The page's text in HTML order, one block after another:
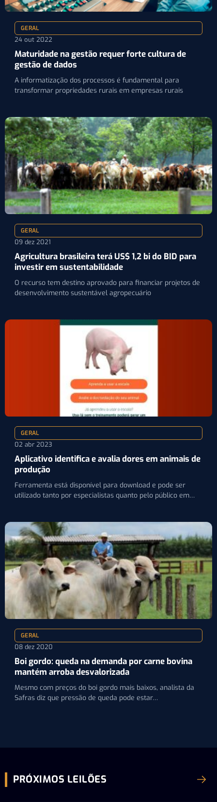
GERAL
24 out 2022
Maturidade na gestão requer forte cultura de
gestão de dados
A informatização dos processos é fundamental para
transformar propriedades rurais em empresas rurais
GERAL
09 dez 2021
Agricultura brasileira terá US$ 1,2 bi do BID para
investir em sustentabilidade
O recurso tem destino aprovado para financiar projetos de
desenvolvimento sustentável agropecuário
GERAL
02 abr 2023
Aplicativo identifica e avalia dores em animais de
produção
Ferramenta está disponível para download e pode ser
utilizado tanto por especialistas quanto pelo público em
GERAL
08 dez 2020
Boi gordo: queda na demanda por carne bovina
mantém arroba desvalorizada
Mesmo com preços do boi gordo mais baixos, analista da
Safras diz que pressão de queda pode estar…
PRÓXIMOS LEILÕES